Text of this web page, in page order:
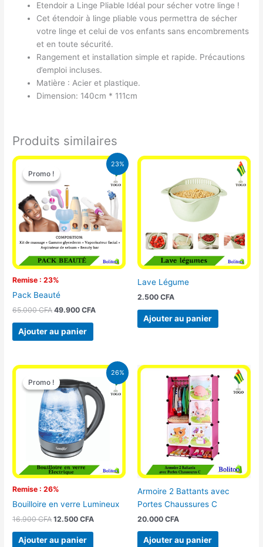
Etendoir a Linge Pliable Idéal pour sécher votre linge !
Cet étendoir à linge pliable vous permettra de sécher
votre linge et celui de vos enfants sans encombrements
et en toute sécurité.
Rangement et installation simple et rapide. Précautions
d’emploi incluses.
Matière : Acier et plastique.
Dimension: 140cm * 111cm
Produits similaires
23%
Promo !
Remise : 23%
Promo !
Pack Beauté
65.000CFA
Le
prix
initial
était :
65.000 CFA.
49.900CFA
Le
prix
actuel
est :
49.900 CFA.
Ajouter au panier
Lave Légume
2.500 CFA
Ajouter au panier
26%
Promo !
Remise : 26%
Promo !
Bouilloire en verre Lumineux
16.900CFA
Le
prix
initial
16.900 CFA.
12.500CFA
Le
prix
actuel
est :
12.500 CFA.
Ajouter au panier
Armoire 2 Battants avec
Portes Chaussures C
20.000 CFA
Ajouter au panier